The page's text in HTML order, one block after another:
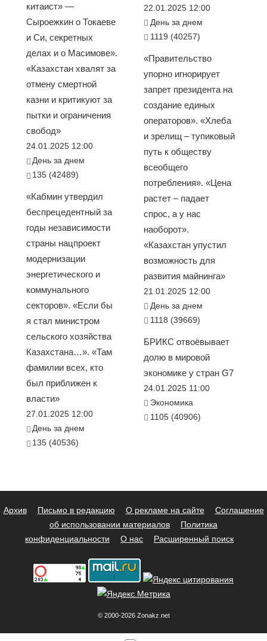
китаист» —
Сыроежкин о Токаеве
и Си, секретных
делах и о Масимове».
«Казахстан хвалят за
отмену смертной
казни и критикуют за
пытки и ограничения
свобод»
24.01.2025 12:00
День за днем
135 (42489)
«Кабмин утвердил
беспрецедентный за
годы независимости
страны нацпроект
модернизации
энергетического и
коммунального
секторов». «Если бы
я стал министром
сельского хозяйства
Казахстана…». «Там
фамилии всех, кто
был приближен к
власти»
27.01.2025 12:00
День за днем
135 (40536)
22.01.2025 12:00
День за днем
1119 (40257)
«Правительство
упорно игнорирует
запрет президента на
создание единых
операторов». «Хлеба
и зрелищ – тупиковый
путь к обществу
всеобщего
потребления». «Цена
растет – падает
спрос, а у нас
наоборот».
«Казахстан упустил
возможность для
развития майнинга»
21.01.2025 12:00
День за днем
1118 (39669)
БРИКС отвоёвывает
долю в мировой
экономике у стран G7
24.01.2025 11:00
Экономика
1105 (40906)
Архив Письмо в редакцию О рекламе на сайте
Соглашение
об использовании материалов
Политика
конфиденциальности
О нас Расширенный поиск
© 2000-2026 Zonakz.net